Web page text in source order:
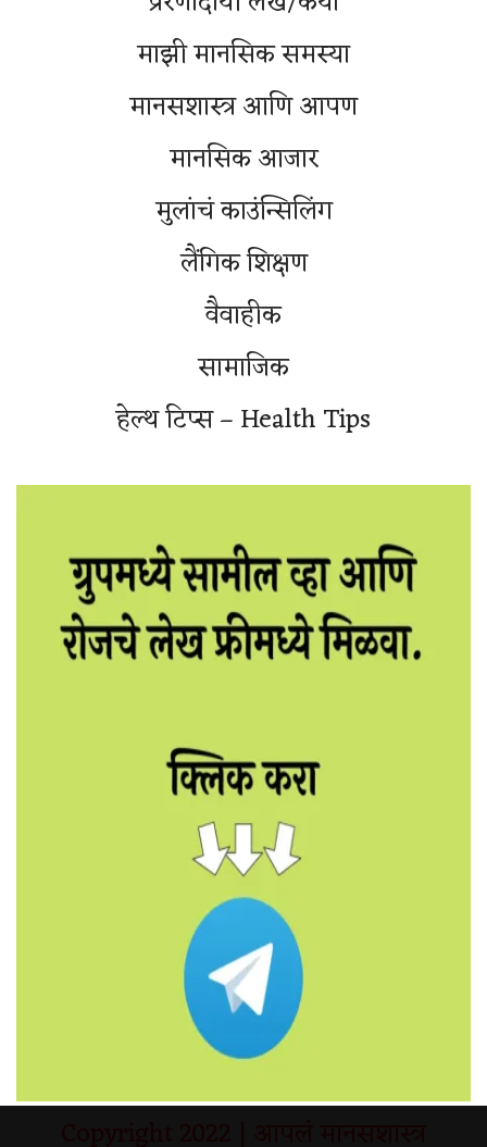
माझी मानसिक समस्या
मानसशास्त्र आणि आपण
मानसिक आजार
मुलांचं काउंन्सिलिंग
लैंगिक शिक्षण
वैवाहीक
सामाजिक
हेल्थ टिप्स – Health Tips